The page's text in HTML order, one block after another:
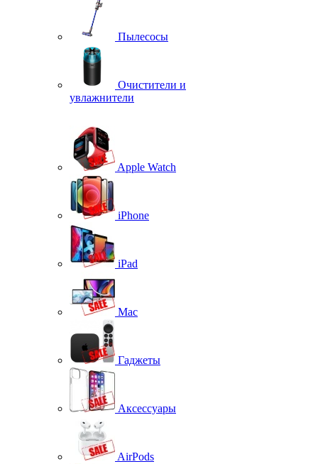
Пылесосы
Очистители и
увлажнители
Apple Watch
iPhone
iPad
Mac
Гаджеты
Аксессуары
AirPods